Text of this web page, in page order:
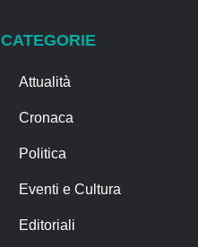
CATEGORIE
Attualità
Cronaca
Politica
Eventi e Cultura
Editoriali